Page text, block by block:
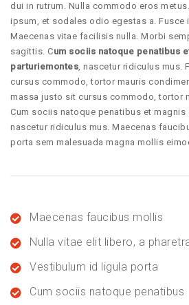
dui in rutrum. Nulla commodo eros
ipsum, et sodales odio egestas a. Fusce
Maecenas vitae facilisis nulla. Morbi
sagittis. Cum sociis natoque penatibus
parturiemontes, nascetur ridiculus mus.
cursus commodo, tortor mauris
massa justo sit cursus commodo, tortor
Cum sociis natoque penatibus et magnis
nascetur ridiculus mus. Maecenas
porta sem malesuada magna mollis
Maecenas faucibus mollis
Nulla vitae elit libero, a
Vestibulum id ligula porta
Cum sociis natoque penatibus